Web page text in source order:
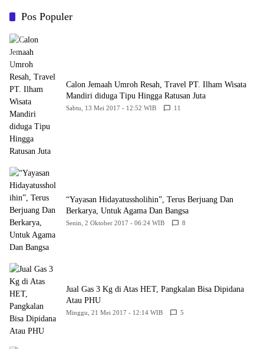
Pos Populer
Calon Jemaah Umroh Resah, Travel PT. Ilham Wisata
Mandiri diduga Tipu Hingga Ratusan Juta
Sabtu, 13 Mei 2017 - 12:52 WIB 11
“Yayasan Hidayatussholihin”, Terus Berjuang Dan
Berkarya, Untuk Agama Dan Bangsa
Senin, 2 Oktober 2017 - 06:24 WIB 8
Jual Gas 3 Kg di Atas HET, Pangkalan Bisa Dipidana
Atau PHU
Minggu, 21 Mei 2017 - 12:14 WIB 5